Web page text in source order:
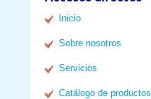
Inicio
Sobre nosotros
Servicios
Catálogo de productos